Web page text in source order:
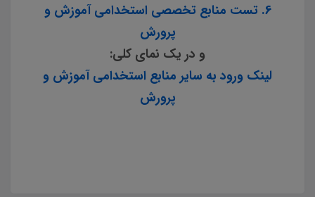
6. تست منابع تخصصی استخدامی آموزش و
پرورش
و در یک نمای کلی:
لینک ورود به سایر منابع استخدامی آموزش و
پرورش